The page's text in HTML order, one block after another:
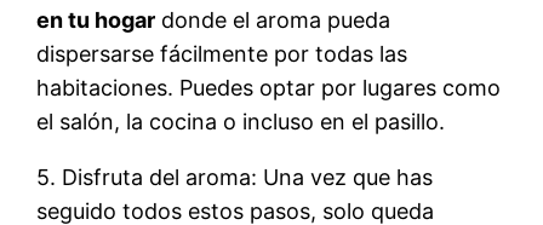
en tu hogar donde el aroma pueda
dispersarse fácilmente por todas las
habitaciones. Puedes optar por lugares como
el salón, la cocina o incluso en el pasillo.
5. Disfruta del aroma: Una vez que has
seguido todos estos pasos, solo queda